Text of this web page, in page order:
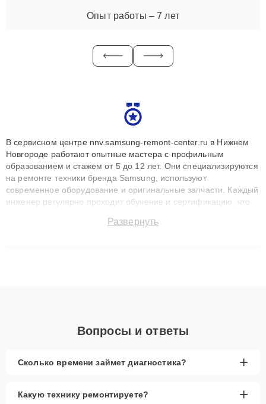
Опыт работы – 7 лет
В сервисном центре nnv.samsung-remont-center.ru в Нижнем
Новгороде работают опытные мастера с профильным
образованием и стажем от 5 до 12 лет. Они специализируются
на ремонте техники бренда Samsung, используют
современное оборудование и оригинальные запчасти. Каждый
инженер регулярно проходит обучение и сертификацию, что
восстанавливать технику с сохранением гарантии до 3 лет.
Развернуть
Вопросы и ответы
Сколько времени займет диагностика? +
Какую технику ремонтируете? +